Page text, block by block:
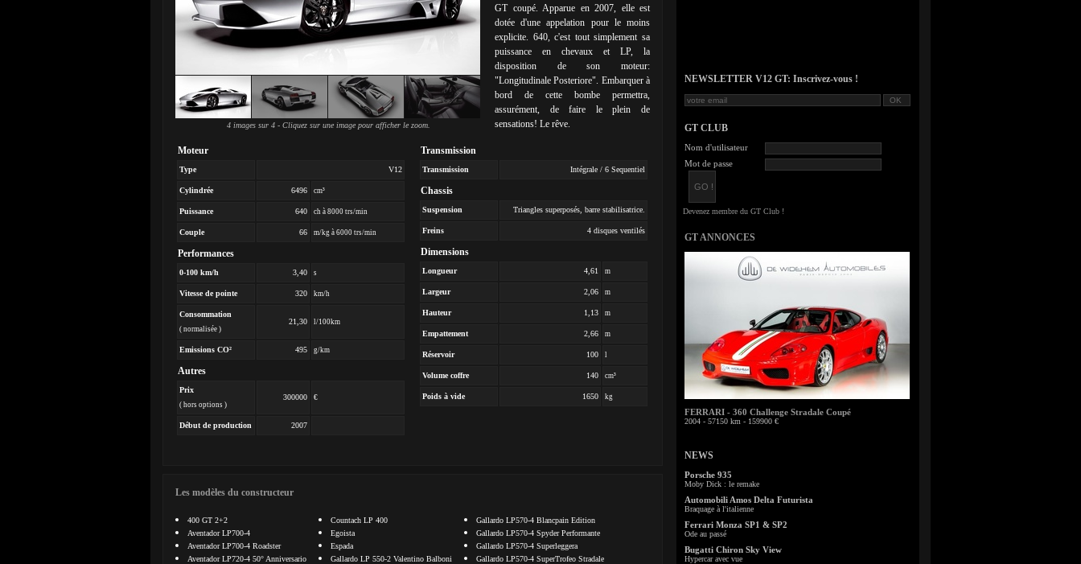
4 images sur 4 - Cliquez sur une image pour afficher le zoom.
GT coupé. Apparue en 2007, elle est
dotée d'une appelation pour le moins
explicite. 640, c'est tout simplement sa
puissance en chevaux et LP, la
disposition de son moteur:
"Longitudinale Posteriore". Embarquer à
bord de cette bombe permettra,
assurément, de faire le plein de
sensations! Le rêve.
Moteur
Type V12
Cylindrée 6496 cm³
Puissance 640 ch à 8000 trs/min
Couple 66 m/kg à 6000 trs/min
Performances
0-100 km/h 3,40 s
Vitesse de pointe 320 km/h
Consommation
( normalisée )
21,30 l/100km
Emissions CO² 495 g/km
Autres
Prix
( hors options )
300000 €
Début de production 2007
Transmission
Transmission Intégrale / 6 Sequentiel
Chassis
Suspension Triangles superposés, barre stabilisatrice.
Freins 4 disques ventilés
Dimensions
Longueur 4,61 m
Largeur 2,06 m
Hauteur 1,13 m
Empattement 2,66 m
Réservoir 100 l
Volume coffre 140 cm³
Poids à vide 1650 kg
Les modèles du constructeur
400 GT 2+2
Aventador LP700-4
Aventador LP700-4 Roadster
Aventador LP720-4 50° Anniversario
Countach LP 400
Egoista
Espada
Gallardo LP 550-2 Valentino Balboni
Gallardo LP570-4 Blancpain Edition
Gallardo LP570-4 Spyder Performante
Gallardo LP570-4 Superleggera
Gallardo LP570-4 SuperTrofeo Stradale
NEWSLETTER V12 GT: Inscrivez-vous !
GT CLUB
Nom d'utilisateur
Mot de passe
GT ANNONCES
FERRARI - 360 Challenge Stradale Coupé
2004 - 57150 km - 159900 €
NEWS
Porsche 935
Moby Dick : le remake
Automobili Amos Delta Futurista
Braquage à l'italienne
Ferrari Monza SP1 & SP2
Ode au passé
Bugatti Chiron Sky View
Hypercar avec vue